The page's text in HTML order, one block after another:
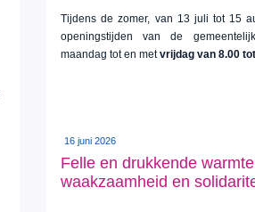
Tijdens de zomer, van 13 juli tot 15
openingstijden van de
maandag tot en metvrijdag van 8.00
16 juni 2026
Felle en drukkende
waakzaamheid en